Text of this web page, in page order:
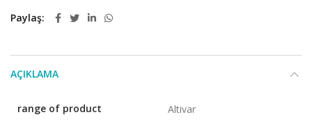
Paylaş
AÇIKLAMA
range of product Altivar